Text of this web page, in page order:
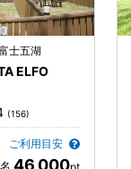
士五湖
ELFO
(156)
ご利用目安
46,000